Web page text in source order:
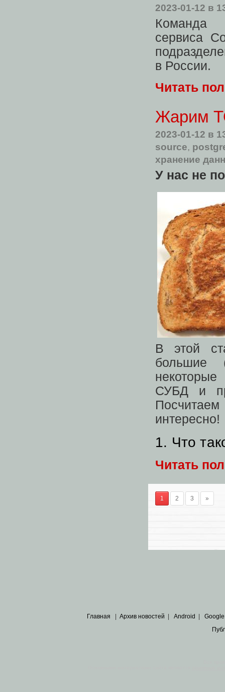
2023-01-12 в
Команда
сервиса
в России.
Читать
Жарим
2023-01-12 в
source,
хранение
У нас не
В этой
большие
СУБД и
интересно!
1. Что
Читать
1 2 3 »
Главная | Архив новостей | Android | Google